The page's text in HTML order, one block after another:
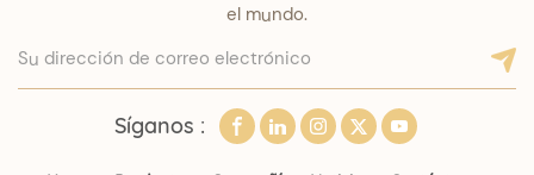
el mundo.
Síganos :